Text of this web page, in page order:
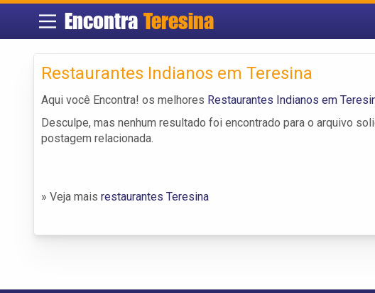
Encontra Teresina
Restaurantes Indianos em Teresina
Aqui você Encontra! os melhores Restaurantes Indianos em
Desculpe, mas nenhum resultado foi encontrado para o arquivo
postagem relacionada.
» Veja mais restaurantes Teresina